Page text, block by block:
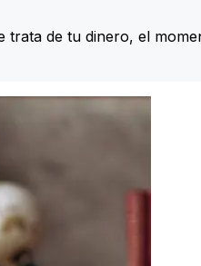
trata de tu dinero, el